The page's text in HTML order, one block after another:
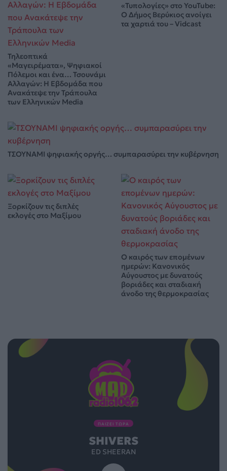
Τηλεοπτικά
«Μαγειρέματα», Ψηφιακοί
Πόλεμοι και ένα… Τσουνάμι
Αλλαγών: Η Εβδομάδα που
Ανακάτεψε την Τράπουλα
των Ελληνικών Media
«Τυπολογίες» στο YouTube:
Ο Δήμος Βερύκιος ανοίγει
τα χαρτιά του – Vidcast
ΤΣΟΥΝΑΜΙ ψηφιακής οργής… συμπαρασύρει την κυβέρνηση
Ξορκίζουν τις διπλές
εκλογές στο Μαξίμου
Ο καιρός των επομένων
ημερών: Κανονικός
Αύγουστος με δυνατούς
βοριάδες και σταδιακή
άνοδο της θερμοκρασίας
ΠΑΙΖΕΙ ΤΩΡΑ
SHIVERS
ED SHEERAN